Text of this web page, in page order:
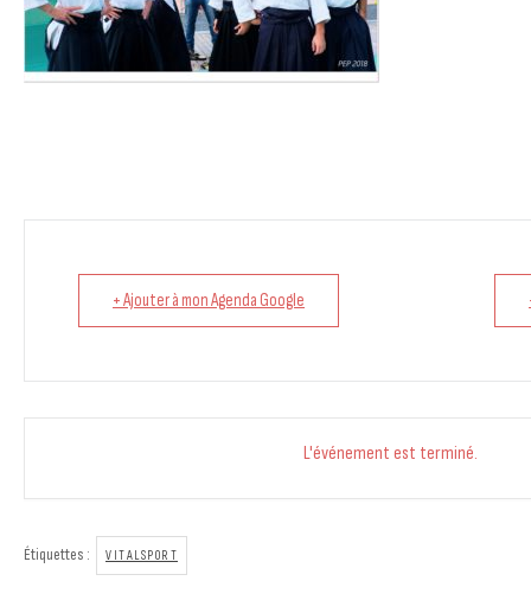
+ Ajouter à mon Agenda Google
L'événement est terminé.
Étiquettes : VITALSPORT